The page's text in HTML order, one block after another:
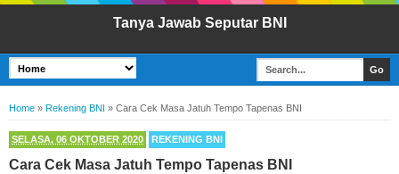
Tanya Jawab Seputar BNI
Home » Rekening BNI » Cara Cek Masa Jatuh Tempo Tapenas BNI
SELASA, 06 OKTOBER 2020 REKENING BNI
Cara Cek Masa Jatuh Tempo Tapenas BNI